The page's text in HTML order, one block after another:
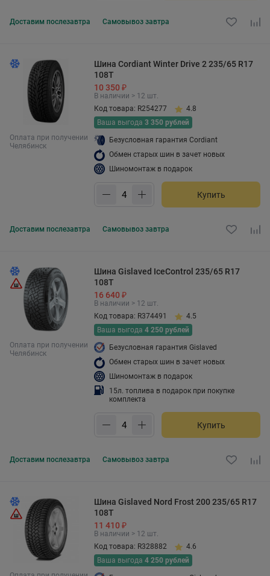
Доставим послезавтра Самовывоз завтра
Оплата при получении
Челябинск
Шина Cordiant Winter Drive 2 235/65 R17
108T
10 350 ₽
В наличии > 12 шт.
Код товара: R254277
4.8
Ваша выгода 3 350 рублей
Безусловная гарантия Cordiant
Обмен старых шин в зачет новых
Шиномонтаж в подарок
Купить
Доставим послезавтра Самовывоз завтра
Оплата при получении
Челябинск
Шина Gislaved IceControl 235/65 R17
108T
16 640 ₽
В наличии > 12 шт.
Код товара: R374491
4.5
Ваша выгода 4 250 рублей
Безусловная гарантия Gislaved
Обмен старых шин в зачет новых
Шиномонтаж в подарок
15л. топлива в подарок при покупке
комплекта
Купить
Доставим послезавтра Самовывоз завтра
Шина Gislaved Nord Frost 200 235/65 R17
108T
11 410 ₽
В наличии > 12 шт.
Код товара: R328882
4.6
Ваша выгода 4 250 рублей